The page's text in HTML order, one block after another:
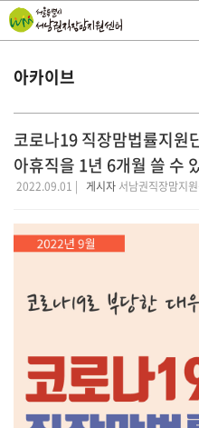
아카이브
코로나19 직장맘법률지원
아휴직을 1년 6개월 쓸 수
2022.09.01 | 게시자 서남권직장맘지